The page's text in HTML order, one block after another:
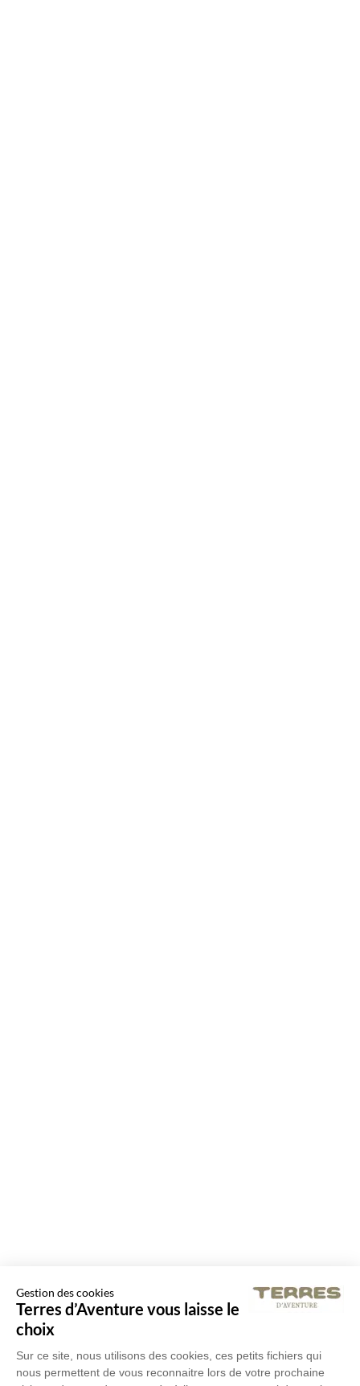
Gestion des cookies
Terres d’Aventure vous laisse le
choix
Sur ce site, nous utilisons des cookies, ces petits fichiers qui
nous permettent de vous reconnaitre lors de votre prochaine